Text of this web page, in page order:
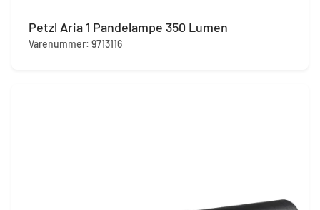
Petzl Aria 1 Pandelampe 350 Lumen
Varenummer: 9713116